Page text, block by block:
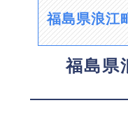
福島県浪江
福島県